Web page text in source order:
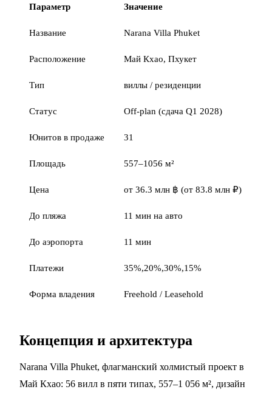
Параметр Значение
Название Narana Villa Phuket
Расположение Май Кхао, Пхукет
Тип виллы / резиденции
Статус Off-plan (сдача Q1 2028)
Юнитов в продаже 31
Площадь 557–1056 м²
Цена от 36.3 млн ฿ (от 83.8 млн ₽)
До пляжа 11 мин на авто
До аэропорта 11 мин
Платежи 35%,20%,30%,15%
Форма владения Freehold / Leasehold
Концепция и архитектура
Narana Villa Phuket, флагманский холмистый проект в
Май Кхао: 56 вилл в пяти типах, 557–1 056 м², дизайн